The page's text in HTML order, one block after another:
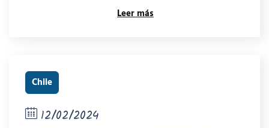
Leer más
Chile
12/02/2024